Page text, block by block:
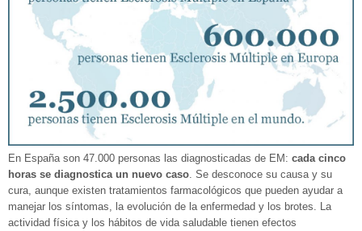
En España son 47.000 personas las diagnosticadas de EM: cada cinco
horas se diagnostica un nuevo caso . Se desconoce su causa y su
cura, aunque existen tratamientos farmacológicos que pueden ayudar a
manejar los síntomas, la evolución de la enfermedad y los brotes. La
actividad física y los hábitos de vida saludable tienen efectos